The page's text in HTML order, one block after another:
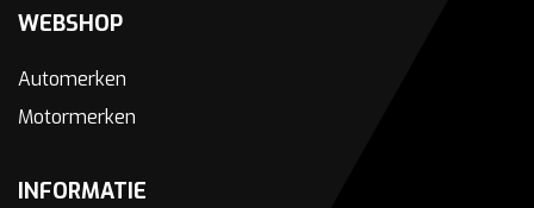
WEBSHOP
Automerken
Motormerken
INFORMATIE